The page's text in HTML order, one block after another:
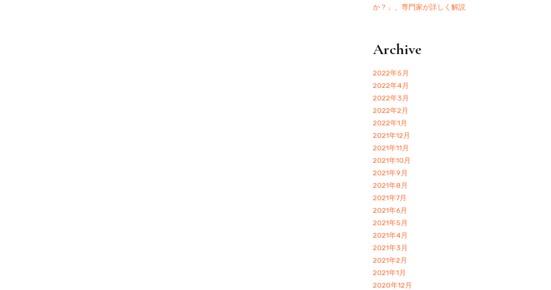
か？」、専門家が詳しく解説
Archive
2022年5月
2022年4月
2022年3月
2022年2月
2022年1月
2021年12月
2021年11月
2021年10月
2021年9月
2021年8月
2021年7月
2021年6月
2021年5月
2021年4月
2021年3月
2021年2月
2021年1月
2020年12月